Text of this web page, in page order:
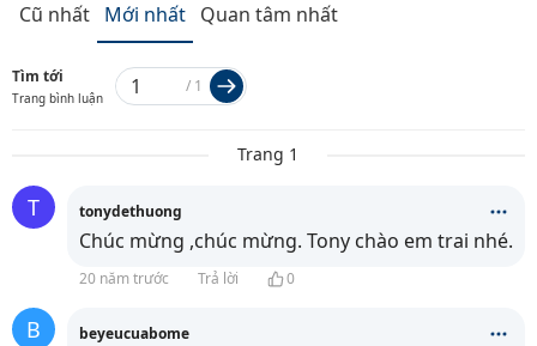
Cũ nhất Mới nhất Quan tâm nhất
Tìm tới
Trang bình luận
/ 1
Trang 1
T tonydethuong
Chúc mừng ,chúc mừng. Tony chào em trai nhé.
20 năm trước Trả lời 0
B beyeucuabome